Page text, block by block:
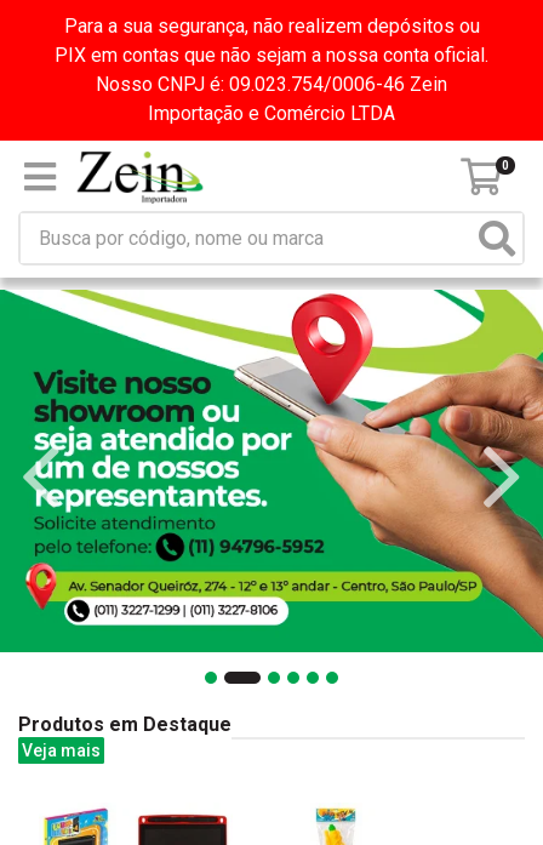
Para a sua segurança, não realizem depósitos ou
PIX em contas que não sejam a nossa conta oficial.
Nosso CNPJ é: 09.023.754/0006-46 Zein
Importação e Comércio LTDA
0
Produtos em Destaque
Veja mais